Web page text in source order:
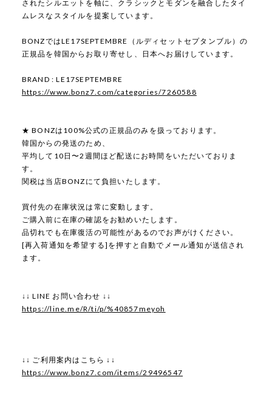
されたシルエットを軸に、クラシックとモダンを融合したタイ
ムレスなスタイルを提案しています。
BONZではLE17SEPTEMBRE（ルディセットセプタンブル）の
正規品を韓国からお取り寄せし、日本へお届けしています。
BRAND : LE17SEPTEMBRE
https://www.bonz7.com/categories/7260588
★ BONZは100%公式の正規品のみを扱っております。
韓国からの発送のため、
平均して10日〜2週間ほど配送にお時間をいただいておりま
す。
関税は当店BONZにて負担いたします。
買付先の在庫状況は常に変動します。
ご購入前に在庫の確認をお勧めいたします。
品切れでも在庫復活の可能性があるのでお声がけください。
[再入荷通知を希望する]を押すと自動でメール通知が送信され
ます。
↓↓ LINE お問い合わせ ↓↓
https://line.me/R/ti/p/%40857meyoh
↓↓ ご利用案内はこちら ↓↓
https://www.bonz7.com/items/29496547